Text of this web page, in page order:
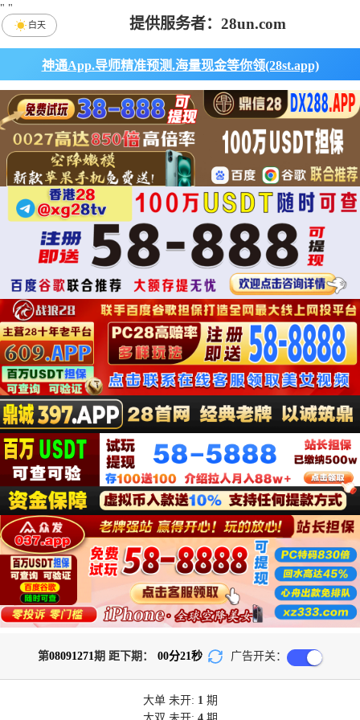
提供服务者：28un.com
白天
第08091271 期 距下期： 00分21 秒 广告开关：
大单 未开: 1期
" "